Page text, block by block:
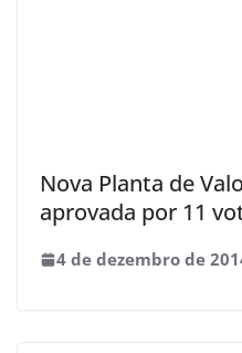
Nova Planta de
aprovada por 11
4 de dezembro de